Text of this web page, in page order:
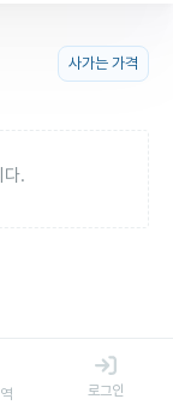
사가는 가격
다.
로그인